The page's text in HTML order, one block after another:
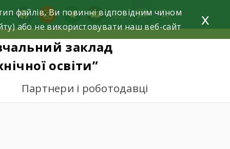
facebookinstagramtelegram
mail
заклад
освіти”
Партнери і роботодавці
файлів, Ви повинні відповідним чином
або не використовувати наш веб-сайт
x